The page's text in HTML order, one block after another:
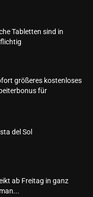
Tabletten sind in
größeres kostenloses
für
del Sol
ab Freitag in ganz